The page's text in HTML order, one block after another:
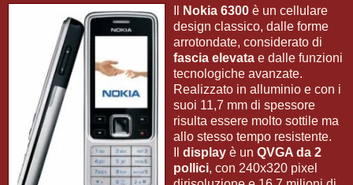
Nokia 6300 è un cellulare
design classico, dalle forme
arrotondate, considerato di
fascia elevata e dalle funzioni
tecnologiche avanzate.
Realizzato in alluminio e con i
suoi 11,7 mm di spessore
risulta essere molto sottile ma
allo stesso tempo resistente.
display è un QVGA da 2
pollici, con 240x320 pixel